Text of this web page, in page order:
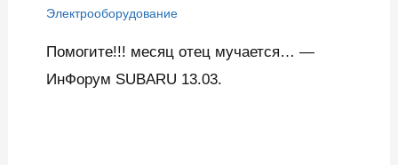
Электрооборудование
Помогите!!! месяц отец мучается… —
ИнФорум SUBARU 13.03.